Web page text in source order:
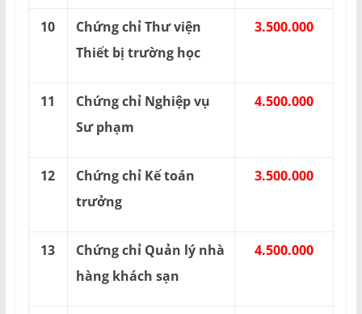
10
Chứng chỉ Thư viện
Thiết bị trường học
3.500.000
11
Chứng chỉ Nghiệp vụ
Sư phạm
4.500.000
12
Chứng chỉ Kế toán
trưởng
3.500.000
13
Chứng chỉ Quản lý nhà
hàng khách sạn
4.500.000